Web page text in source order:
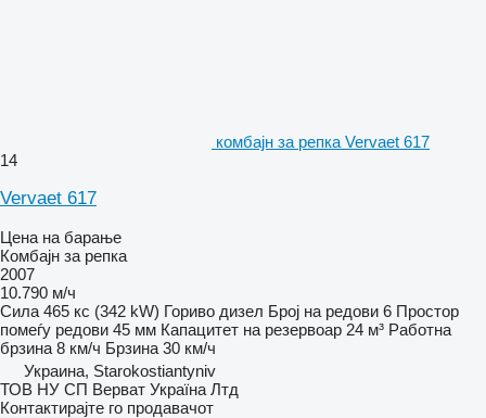
комбајн за репка Vervaet 617
14
Vervaet 617
Цена на барање
Комбајн за репка
2007
10.790 м/ч
Сила 465 кс (342 kW) Гориво дизел Број на редови 6 Простор
помеѓу редови 45 мм Капацитет на резервоар 24 м³ Работна
брзина 8 км/ч Брзина 30 км/ч
Украина, Starokostiantyniv
ТОВ НУ СП Верват Україна Лтд
Контактирајте го продавачот